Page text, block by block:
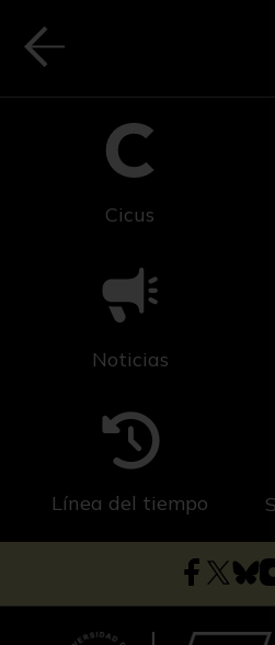
Cicus
Noticias
Línea del tiempo